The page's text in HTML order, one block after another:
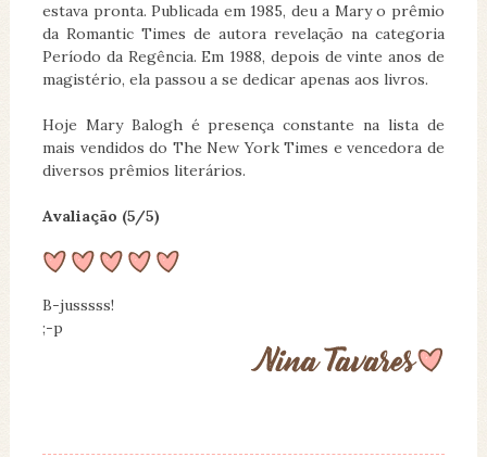
estava pronta. Publicada em 1985, deu a Mary o prêmio
da Romantic Times de autora revelação na categoria
Período da Regência. Em 1988, depois de vinte anos de
magistério, ela passou a se dedicar apenas aos livros.
Hoje Mary Balogh é presença constante na lista de
mais vendidos do The New York Times e vencedora de
diversos prêmios literários.
Avaliação (5/5)
B-jusssss!
;-p